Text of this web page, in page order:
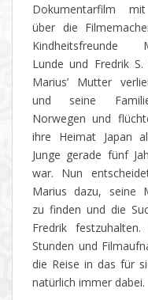
Dokumentarfilm
über die
Kindheitsfreunde
Lunde und Fredrik S.
Marius’ Mutter
und seine
Norwegen und
ihre Heimat Japan
Junge gerade fünf
war. Nun
Marius dazu, seine
zu finden und die
Fredrik
Stunden und
die Reise in das für
natürlich immer dabei.